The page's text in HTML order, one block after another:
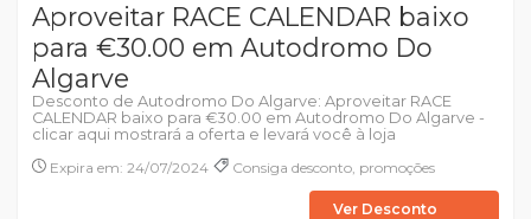
Aproveitar RACE CALENDAR baixo
para €30.00 em Autodromo Do
Algarve
Desconto de Autodromo Do Algarve: Aproveitar RACE
CALENDAR baixo para €30.00 em Autodromo Do Algarve -
clicar aqui mostrará a oferta e levará você à loja
Expira em: 24/07/2024
Consiga desconto, promoções
Ver Desconto